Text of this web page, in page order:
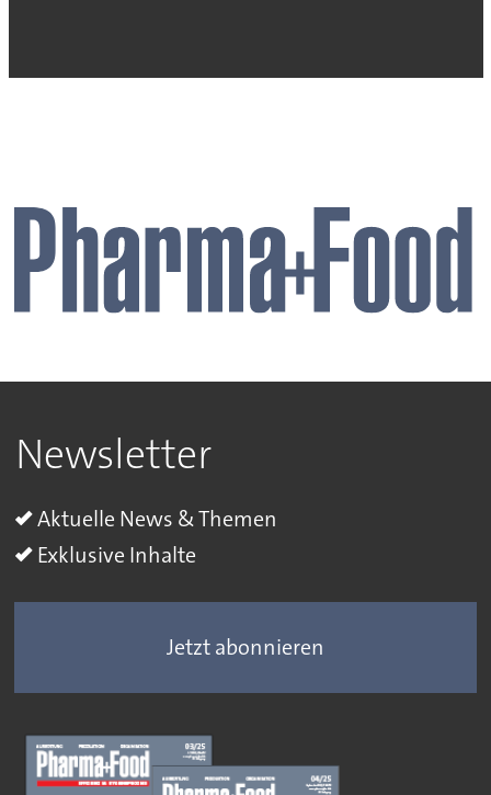
Newsletter
Aktuelle News & Themen
Exklusive Inhalte
Jetzt abonnieren